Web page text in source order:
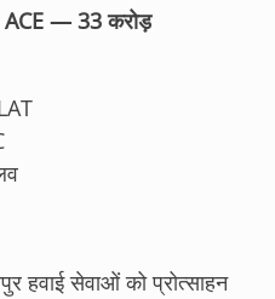
ACE — 33 करोड़
हवाई सेवाओं को प्रोत्साहन